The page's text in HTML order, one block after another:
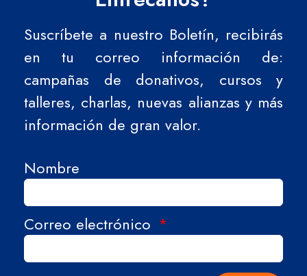
Suscríbete a nuestro Boletín, recibirás
en tu correo información de:
campañas de donativos, cursos y
talleres, charlas, nuevas alianzas y más
información de gran valor.
Nombre
Correo electrónico